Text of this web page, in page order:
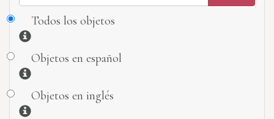
Todos los objetos
Información
Objetos en español
Información
Objetos en inglés
Información